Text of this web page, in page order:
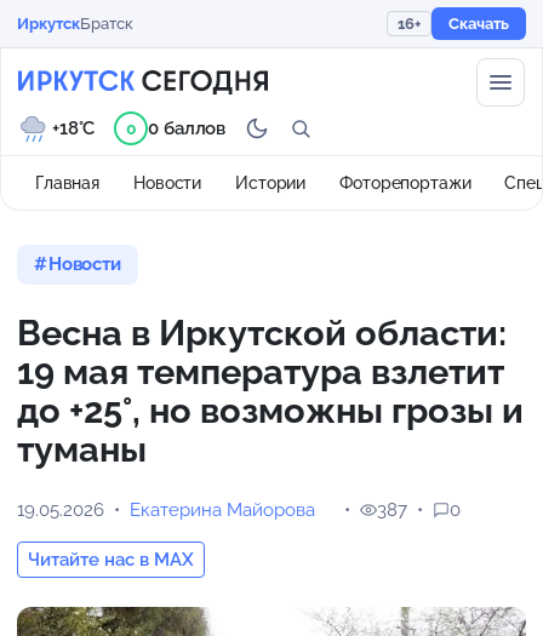
ИркутскБратск 16+ Скачать
Главная Новости Истории Фоторепортажи
+18°C 0 0 баллов
Новости
Весна в Иркутской области:
19 мая температура взлетит
до +25°, но возможны грозы и
туманы
19.05.2026 Екатерина Майорова
Читайте нас в MAX
387 0